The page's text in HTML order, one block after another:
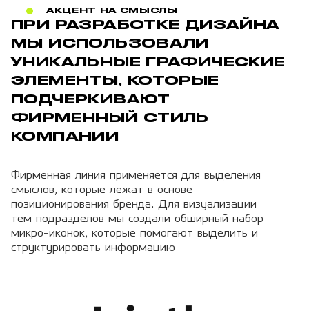
АКЦЕНТ НА СМЫСЛЫ
ПРИ РАЗРАБОТКЕ ДИЗАЙНА
МЫ ИСПОЛЬЗОВАЛИ
УНИКАЛЬНЫЕ ГРАФИЧЕСКИЕ
ЭЛЕМЕНТЫ, КОТОРЫЕ
ПОДЧЕРКИВАЮТ
ФИРМЕННЫЙ СТИЛЬ
КОМПАНИИ
Фирменная линия применяется для выделения
смыслов, которые лежат в основе
позиционирования бренда. Для визуализации
тем подразделов мы создали обширный набор
микро-иконок, которые помогают выделить и
структурировать информацию